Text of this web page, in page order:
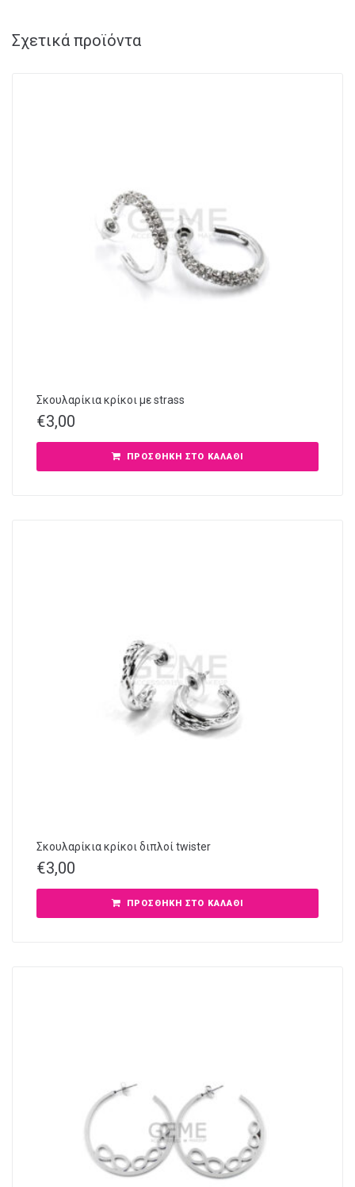
Σχετικά προϊόντα
Σκουλαρίκια κρίκοι με strass
€3,00
ΠΡΟΣΘΉΚΗ ΣΤΟ ΚΑΛΆΘΙ
Σκουλαρίκια κρίκοι διπλοί twister
€3,00
ΠΡΟΣΘΉΚΗ ΣΤΟ ΚΑΛΆΘΙ